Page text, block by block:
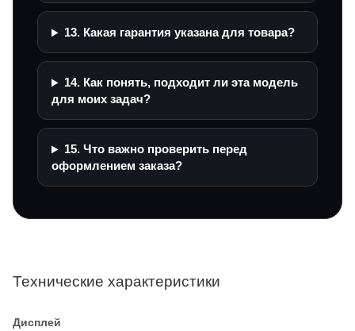
13. Какая гарантия указана для товара?
14. Как понять, подходит ли эта модель
для моих задач?
15. Что важно проверить перед
оформлением заказа?
Технические характеристики
Дисплей